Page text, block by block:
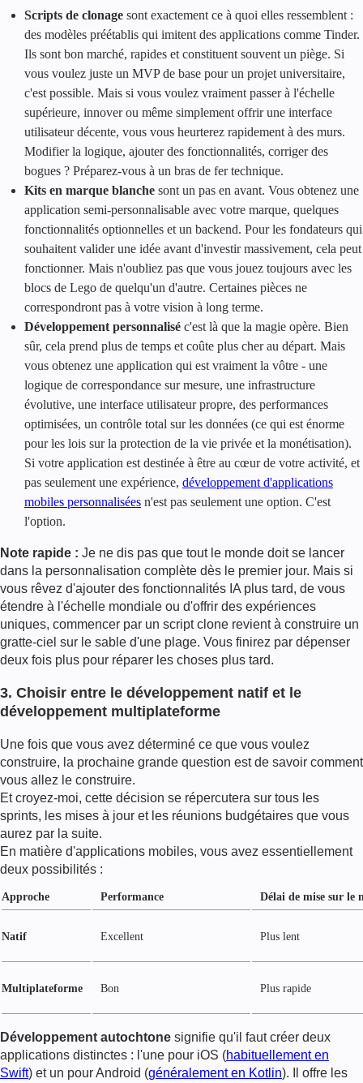
Scripts de clonage sont exactement ce à quoi elles ressemblent :
des modèles préétablis qui imitent des applications comme Tinder.
Ils sont bon marché, rapides et constituent souvent un piège. Si
vous voulez juste un MVP de base pour un projet universitaire,
c'est possible. Mais si vous voulez vraiment passer à l'échelle
supérieure, innover ou même simplement offrir une interface
utilisateur décente, vous vous heurterez rapidement à des murs.
Modifier la logique, ajouter des fonctionnalités, corriger des
bogues ? Préparez-vous à un bras de fer technique.
Kits en marque blanche sont un pas en avant. Vous obtenez une
application semi-personnalisable avec votre marque, quelques
fonctionnalités optionnelles et un backend. Pour les fondateurs qui
souhaitent valider une idée avant d'investir massivement, cela peut
fonctionner. Mais n'oubliez pas que vous jouez toujours avec les
blocs de Lego de quelqu'un d'autre. Certaines pièces ne
correspondront pas à votre vision à long terme.
Développement personnalisé c'est là que la magie opère. Bien
sûr, cela prend plus de temps et coûte plus cher au départ. Mais
vous obtenez une application qui est vraiment la vôtre - une
logique de correspondance sur mesure, une infrastructure
évolutive, une interface utilisateur propre, des performances
optimisées, un contrôle total sur les données (ce qui est énorme
pour les lois sur la protection de la vie privée et la monétisation).
Si votre application est destinée à être au cœur de votre activité, et
pas seulement une expérience, développement d'applications
mobiles personnalisées n'est pas seulement une option. C'est
l'option.
Note rapide : Je ne dis pas que tout le monde doit se lancer
dans la personnalisation complète dès le premier jour. Mais si
vous rêvez d'ajouter des fonctionnalités IA plus tard, de vous
étendre à l'échelle mondiale ou d'offrir des expériences
uniques, commencer par un script clone revient à construire un
gratte-ciel sur le sable d'une plage. Vous finirez par dépenser
deux fois plus pour réparer les choses plus tard.
3. Choisir entre le développement natif et le
développement multiplateforme
Une fois que vous avez déterminé ce que vous voulez
construire, la prochaine grande question est de savoir comment
vous allez le construire.
Et croyez-moi, cette décision se répercutera sur tous les
sprints, les mises à jour et les réunions budgétaires que vous
aurez par la suite.
En matière d'applications mobiles, vous avez essentiellement
deux possibilités :
Approche Performance Délai de mise sur le
Natif Excellent Plus lent
Multiplateforme Bon Plus rapide
Développement autochtone signifie qu'il faut créer deux
applications distinctes : l'une pour iOS (habituellement en
Swift) et un pour Android (généralement en Kotlin). Il offre les